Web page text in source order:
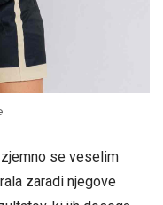
se veselim
zaradi njegove